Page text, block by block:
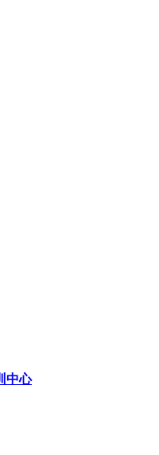
中心